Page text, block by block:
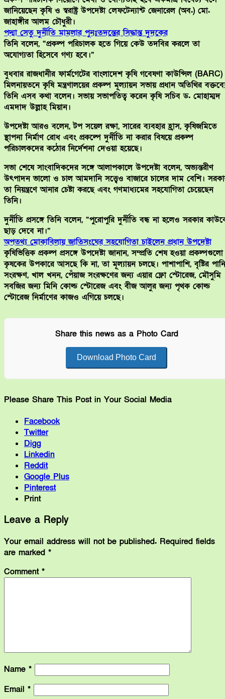
জানিয়েছেন কৃষি ও স্বরাষ্ট্র উপদেষ্টা লেফটেন্যান্ট জেনারেল (অব.) মো.
জাহাঙ্গীর আলম চৌধুরী।
পদ্মা সেতু দুর্নীতি মামলার পুনঃতদন্তের সিদ্ধান্ত দুদকের
তিনি বলেন, “প্রকল্প পরিচালক হতে গিয়ে কেউ তদবির করলে তা
অযোগ্যতা হিসেবে গণ্য হবে।”
বুধবার রাজধানীর ফার্মগেটের বাংলাদেশ কৃষি গবেষণা কাউন্সিল (BARC)
মিলনায়তনে কৃষি মন্ত্রণালয়ের প্রকল্প মূল্যায়ন সভায় প্রধান অতিথির
তিনি এসব কথা বলেন। সভায় সভাপতিত্ব করেন কৃষি সচিব ড. মোহাম্মদ
এমদাদ উল্লাহ মিয়ান।
উপদেষ্টা আরও বলেন, টপ সয়েল রক্ষা, সারের ব্যবহার হ্রাস, কৃষিজমিতে
স্থাপনা নির্মাণ রোধ এবং প্রকল্পে দুর্নীতি না করার বিষয়ে প্রকল্প
পরিচালকদের কঠোর নির্দেশনা দেওয়া হয়েছে।
সভা শেষে সাংবাদিকদের সঙ্গে আলাপকালে উপদেষ্টা বলেন, অভ্যন্তরীণ
উৎপাদন ভালো ও চাল আমদানি সত্ত্বেও বাজারে চালের দাম বেশি।
তা নিয়ন্ত্রণে আনার চেষ্টা করছে এবং গণমাধ্যমের সহযোগিতা চেয়েছেন
তিনি।
দুর্নীতি প্রসঙ্গে তিনি বলেন, “পুরোপুরি দুর্নীতি বন্ধ না হলেও সরকার
ছাড় দেবে না।”
অপতথ্য মোকাবিলায় জাতিসংঘের সহযোগিতা চাইলেন প্রধান উপদেষ্টা
কৃষিভিত্তিক প্রকল্প প্রসঙ্গে উপদেষ্টা জানান, সম্প্রতি শেষ হওয়া প্রকল্পগুলো
কৃষকের উপকারে আসছে কি না, তা মূল্যায়ন চলছে। পাশাপাশি, বৃষ্টির পানি
সংরক্ষণ, খাল খনন, পেঁয়াজ সংরক্ষণের জন্য এয়ার ফ্লো স্টোরেজ, মৌসুমি
সবজির জন্য মিনি কোল্ড স্টোরেজ এবং বীজ আলুর জন্য পৃথক কোল্ড
স্টোরেজ নির্মাণের কাজও এগিয়ে চলছে।
Share this news as a Photo Card
Download Photo Card
Please Share This Post in Your Social Media
Facebook
Twitter
Digg
Linkedin
Reddit
Google Plus
Pinterest
Print
Leave a Reply
Your email address will not be published. Required fields
are marked *
Comment *
Name *
Email *